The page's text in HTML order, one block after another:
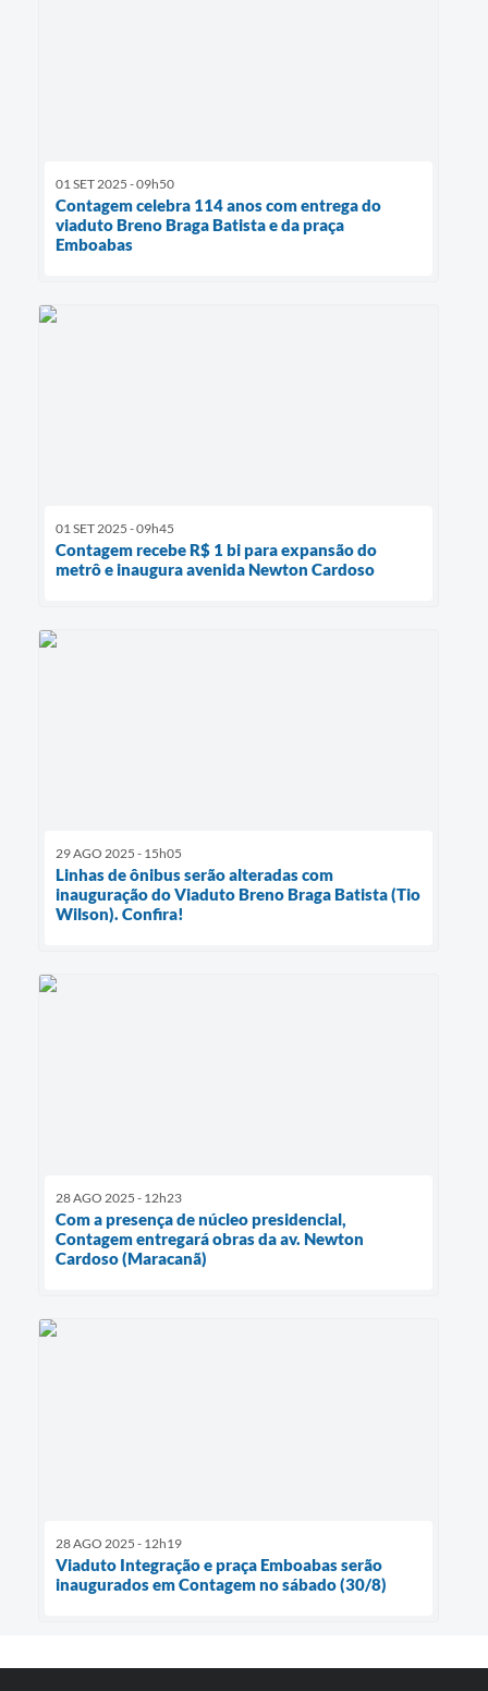
01 SET 2025 - 09h50
Contagem celebra 114 anos com entrega do
viaduto Breno Braga Batista e da praça
Emboabas
01 SET 2025 - 09h45
Contagem recebe R$ 1 bi para expansão do
metrô e inaugura avenida Newton Cardoso
29 AGO 2025 - 15h05
Linhas de ônibus serão alteradas com
inauguração do Viaduto Breno Braga Batista (Tio
Wilson). Confira!
28 AGO 2025 - 12h23
Com a presença de núcleo presidencial,
Contagem entregará obras da av. Newton
Cardoso (Maracanã)
28 AGO 2025 - 12h19
Viaduto Integração e praça Emboabas serão
inaugurados em Contagem no sábado (30/8)